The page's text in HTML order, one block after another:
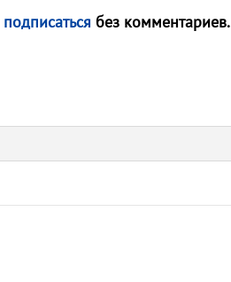
подписаться без комментариев.